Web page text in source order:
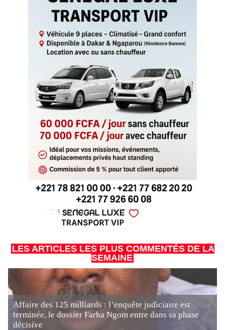
LES ARTICLES LES PLUS COMMENTÉS DE LA
SEMAINE
Affaire des 125 milliards : l’enquête judiciaire est
terminée, le dossier Farba Ngom entre dans sa phase
décisive